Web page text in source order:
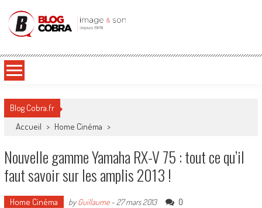
Blog Cobra
Blog Cobra.fr
Accueil > Home Cinéma >
Nouvelle gamme Yamaha RX-V 75 : tout ce qu’il
faut savoir sur les amplis 2013 !
Home Cinéma byGuillaume- 27 mars 2013 0